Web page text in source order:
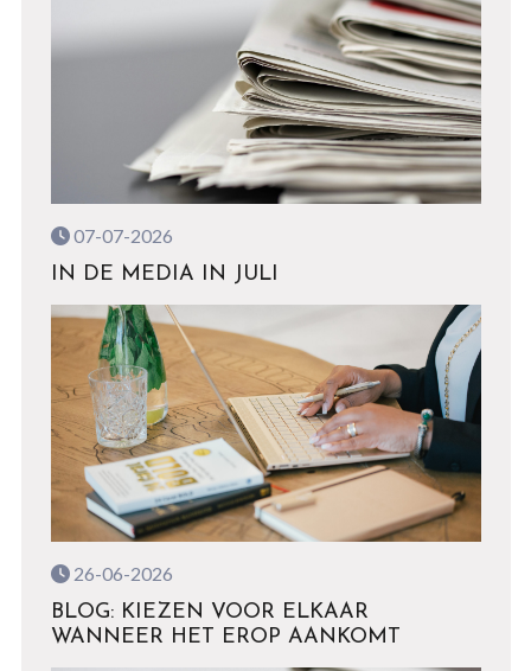
07-07-2026
IN DE MEDIA IN JULI
26-06-2026
BLOG: KIEZEN VOOR ELKAAR
WANNEER HET EROP AANKOMT